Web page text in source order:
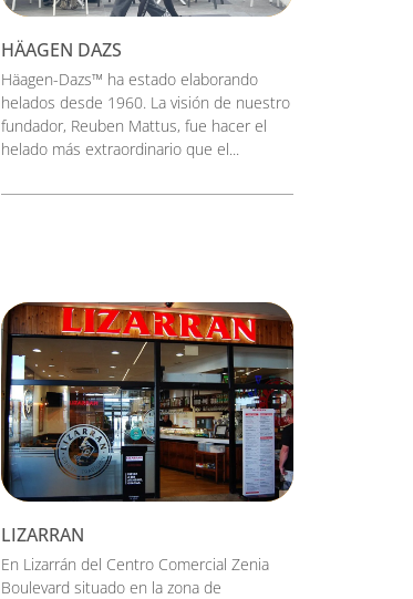
HÄAGEN DAZS
Häagen-Dazs™ ha estado elaborando
helados desde 1960. La visión de nuestro
fundador, Reuben Mattus, fue hacer el
helado más extraordinario que el...
LIZARRAN
En Lizarrán del Centro Comercial Zenia
Boulevard situado en la zona de